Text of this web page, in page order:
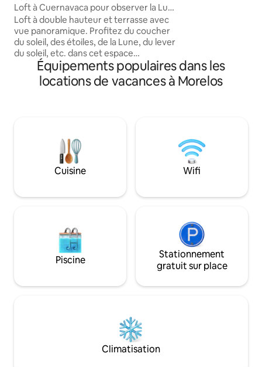
Loft à Cuernavaca pour observer la Lune
et les étoiles
Loft à double hauteur et terrasse avec
vue panoramique. Profitez du coucher
du soleil, des étoiles, de la Lune, du lever
du soleil, etc. dans cet espace
confortable pour les couples, conçu
pour vivre des moments inoubliables. Il
dispose d'un brasero et d'une table
routine. Il dispose d'une cuisine équipée
et d'un minibar, ainsi que d'une cafetière
et d'une glacière pour organiser votre
soirée romantique parfaite.
didi food.
Équipements populaires dans les
locations de vacances à Morelos
Cuisine Wifi
Piscine
Stationnement
gratuit sur place
Climatisation